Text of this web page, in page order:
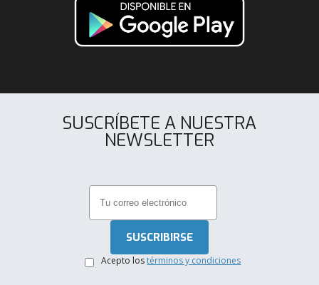
SUSCRÍBETE A NUESTRA
NEWSLETTER
Acepto lostérminos y condiciones